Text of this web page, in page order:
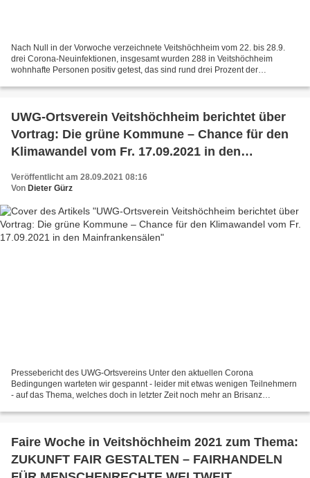
Nach Null in der Vorwoche verzeichnete Veitshöchheim vom 22. bis 28.9.
drei Corona-Neuinfektionen, insgesamt wurden 288 in Veitshöchheim
wohnhafte Personen positiv getest, das sind rund drei Prozent der
UWG-Ortsverein Veitshöchheim berichtet über
Vortrag: Die grüne Kommune – Chance für den
Klimawandel vom Fr. 17.09.2021 in den
Veröffentlicht am 28.09.2021 08:16
Von Dieter Gürz
Pressebericht des UWG-Ortsvereins Unter den aktuellen Corona
Bedingungen warteten wir gespannt - leider mit etwas wenigen Teilnehmern
- auf das Thema, welches doch in letzter Zeit noch mehr an Brisanz
Faire Woche in Veitshöchheim 2021 zum Thema:
ZUKUNFT FAIR GESTALTEN – FAIRHANDELN